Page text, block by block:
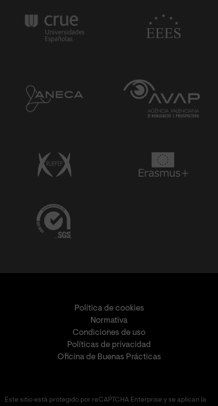
Política de cookies
Normativa
Condiciones de uso
Políticas de privacidad
Oficina de Buenas Prácticas
Este sitio está protegido por reCAPTCHA Enterprise y se aplican la